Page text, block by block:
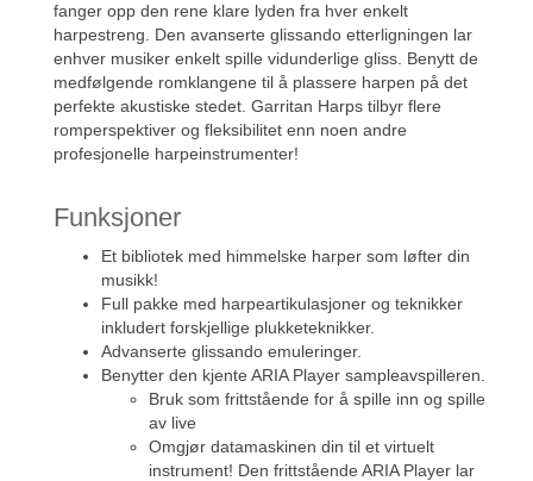
fanger opp den rene klare lyden fra hver enkelt
harpestreng. Den avanserte glissando etterligningen lar
enhver musiker enkelt spille vidunderlige gliss. Benytt de
medfølgende romklangene til å plassere harpen på det
perfekte akustiske stedet. Garritan Harps tilbyr flere
romperspektiver og fleksibilitet enn noen andre
profesjonelle harpeinstrumenter!
Funksjoner
Et bibliotek med himmelske harper som løfter din
musikk!
Full pakke med harpeartikulasjoner og teknikker
inkludert forskjellige plukketeknikker.
Advanserte glissando emuleringer.
Benytter den kjente ARIA Player sampleavspilleren.
Bruk som frittstående for å spille inn og spille
av live
Omgjør datamaskinen din til et virtuelt
instrument! Den frittstående ARIA Player lar